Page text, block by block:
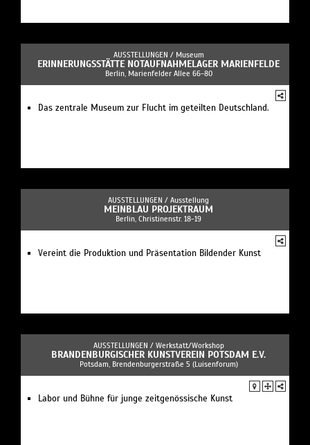
AUSSTELLUNGEN / Museum
ERINNERUNGSSTÄTTE NOTAUFNAHMELAGER MARIENFELDE
Berlin, Marienfelder Allee 66-80
Das zentrale Museum zur Flucht im geteilten Deutschland.
AUSSTELLUNGEN / Ausstellung
MEINBLAU PROJEKTRAUM
Berlin, Christinenstr. 18-19
Vereint die Produktion und Präsentation Bildender Kunst
AUSSTELLUNGEN / Werkstatt/Workshop
BRANDENBURGISCHER KUNSTVEREIN POTSDAM E.V.
Potsdam, Brendenburgerstraße 5 (Luisenforum)
Labor und Bühne für junge zeitgenössische Kunst